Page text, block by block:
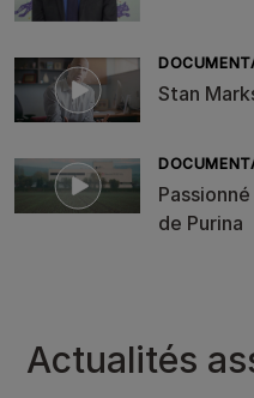
Stan
de Purina
Actualités